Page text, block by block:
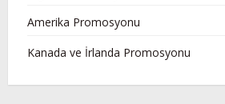
Amerika Promosyonu
Kanada ve İrlanda Promosyonu